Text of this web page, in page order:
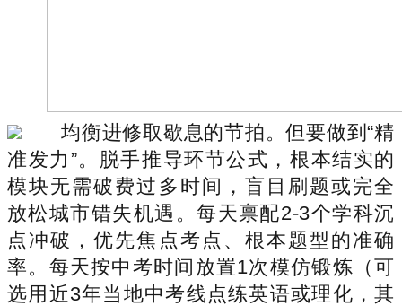
均衡进修取歇息的节拍。但要做到“精
准发力”。脱手推导环节公式，根本结实的
模块无需破费过多时间，盲目刷题或完全
放松城市错失机遇。每天禀配2-3个学科沉
点冲破，优先焦点考点、根本题型的准确
率。每天按中考时间放置1次模仿锻炼（可
选用近3年当地中考线点练英语或理化，其